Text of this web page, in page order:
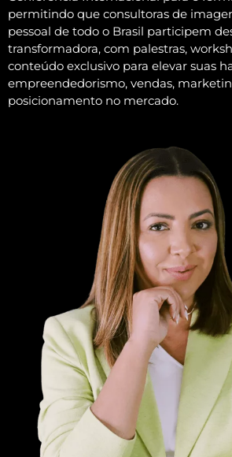
permitindo que consultoras de
pessoal de todo o Brasil participem
transformadora, com palestras,
conteúdo exclusivo para elevar suas
empreendedorismo, vendas,
posicionamento no mercado.